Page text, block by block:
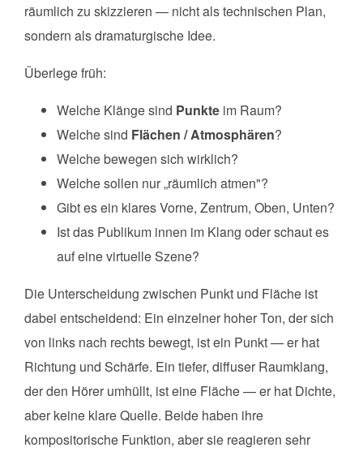
räumlich zu skizzieren — nicht als technischen Plan,
sondern als dramaturgische Idee.
Überlege früh:
Welche Klänge sind Punkte im Raum?
Welche sind Flächen / Atmosphären?
Welche bewegen sich wirklich?
Welche sollen nur „räumlich atmen"?
Gibt es ein klares Vorne, Zentrum, Oben, Unten?
Ist das Publikum innen im Klang oder schaut es
auf eine virtuelle Szene?
Die Unterscheidung zwischen Punkt und Fläche ist
dabei entscheidend: Ein einzelner hoher Ton, der sich
von links nach rechts bewegt, ist ein Punkt — er hat
Richtung und Schärfe. Ein tiefer, diffuser Raumklang,
der den Hörer umhüllt, ist eine Fläche — er hat Dichte,
aber keine klare Quelle. Beide haben ihre
kompositorische Funktion, aber sie reagieren sehr